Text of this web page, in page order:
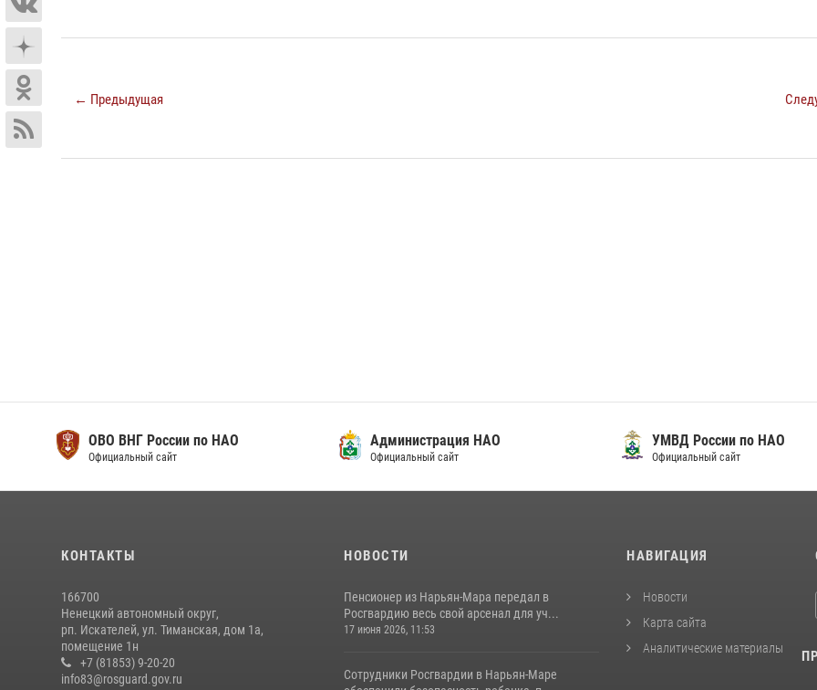
← Предыдущая
ОВО ВНГ России по НАО
Официальный сайт
Администрация НАО
Официальный сайт
УМВД России по НАО
Официальный сайт
КОНТАКТЫ
166700
Ненецкий автономный округ,
рп. Искателей, ул. Тиманская, дом 1а,
помещение 1н
+7 (81853) 9-20-20
info83@rosguard.gov.ru
НОВОСТИ
Пенсионер из Нарьян-Мара передал в
Росгвардию весь свой арсенал для уч...
17 июня 2026, 11:53
Сотрудники Росгвардии в Нарьян-Маре
НАВИГАЦИЯ
Новости
Карта сайта
Аналитические материалы